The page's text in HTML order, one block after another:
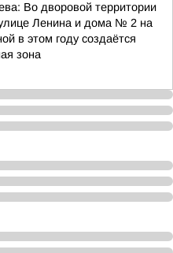
Во дворовой территории
Ленина и дома № 2 на
в этом году создаётся
зона